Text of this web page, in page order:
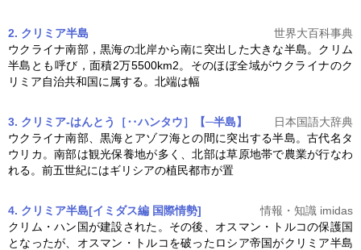
2. クリミア半島
世界大百科事典
ウクライナ南部，黒海の北岸から南に突出した大きな半島。クリム
半島とも呼び，面積2万5500km2。そのほぼ全域がウクライナのク
リミア自治共和国に属する。北端は幅
3. クリミア‐はんとう［‥ハンタウ］【─半島】
日本国語大辞典
ウクライナ南部、黒海とアゾフ海との間に突出する半島。古代名タ
ウリカ。南部は観光保養地が多く、北部は草原地帯で農業が行なわ
れる。前五世紀にはギリシアの植民都市が置
4. クリミア半島[イミダス編 国際情勢]
情報・知識 imidas
クリム・ハン国が建設された。その後、オスマン・トルコの保護国
となったが、オスマン・トルコを破ったロシア帝国がクリミア半島